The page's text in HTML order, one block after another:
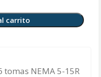
carrito
tomas NEMA 5-15R